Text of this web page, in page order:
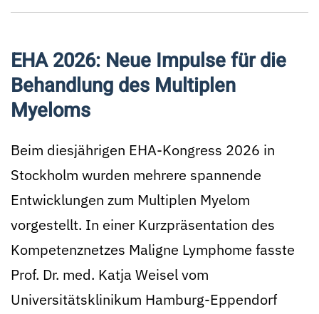
EHA 2026: Neue Impulse für die
Behandlung des Multiplen
Myeloms
Beim diesjährigen EHA-Kongress 2026 in
Stockholm wurden mehrere spannende
Entwicklungen zum Multiplen Myelom
vorgestellt. In einer Kurzpräsentation des
Kompetenznetzes Maligne Lymphome fasste
Prof. Dr. med. Katja Weisel vom
Universitätsklinikum Hamburg-Eppendorf